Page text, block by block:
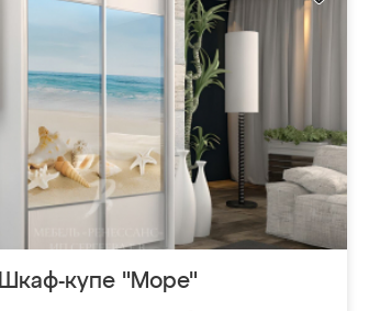
Шкаф-купе "Море"